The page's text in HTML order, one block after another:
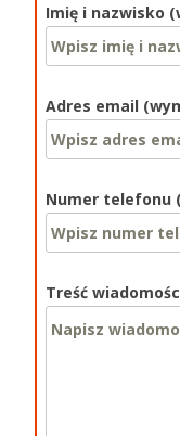
Imię i nazwisko
Adres email
Numer telefonu
Treść